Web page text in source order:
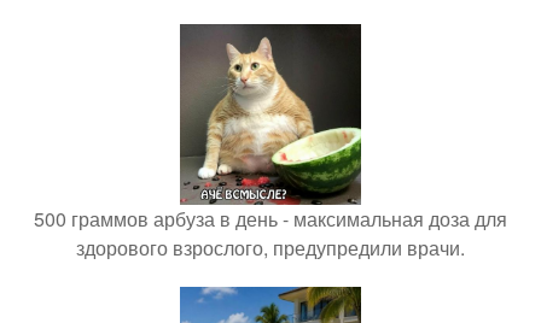
500 граммов арбуза в день - максимальная доза для
здорового взрослого, предупредили врачи.